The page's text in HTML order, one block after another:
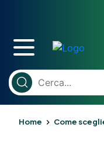
Home
Come